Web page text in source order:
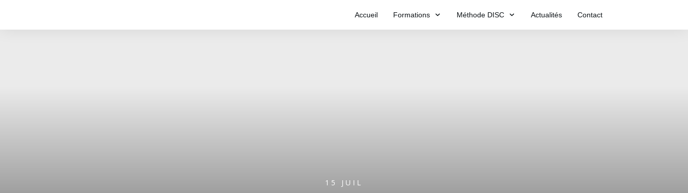
Accueil Formations Méthode DISC Actualités Contact
15 JUIL